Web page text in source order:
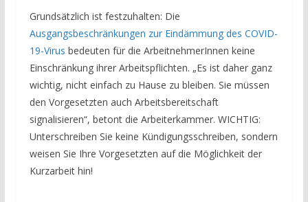
Grundsätzlich ist festzuhalten: Die
Ausgangsbeschränkungen zur Eindämmung des COVID-
19-Virus bedeuten für die ArbeitnehmerInnen keine
Einschränkung ihrer Arbeitspflichten. „Es ist daher ganz
wichtig, nicht einfach zu Hause zu bleiben. Sie müssen
den Vorgesetzten auch Arbeitsbereitschaft
signalisieren“, betont die Arbeiterkammer. WICHTIG:
Unterschreiben Sie keine Kündigungsschreiben, sondern
weisen Sie Ihre Vorgesetzten auf die Möglichkeit der
Kurzarbeit hin!